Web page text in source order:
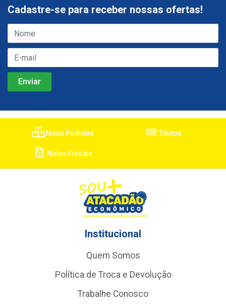
Cadastre-se para receber nossas ofertas!
Meus Pedidos Títulos
Notas Fiscais
Institucional
Quem Somos
Política de Troca e Devolução
Trabalhe Conosco